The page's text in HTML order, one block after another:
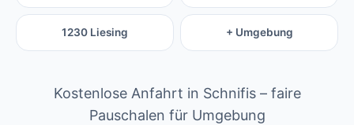
1230 Liesing + Umgebung
Kostenlose Anfahrt in Schnifis – faire
Pauschalen für Umgebung